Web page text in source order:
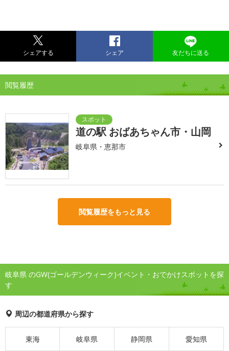
シェアする シェア 友だちに送る
閲覧履歴
道の駅 おばあちゃん市・山岡
岐阜県・恵那市
閲覧履歴をもっと見る
岐阜県 のGW(ゴールデンウィーク)イベント・おでかけスポットを探
す
周辺の都道府県から探す
東海 岐阜県 静岡県 愛知県